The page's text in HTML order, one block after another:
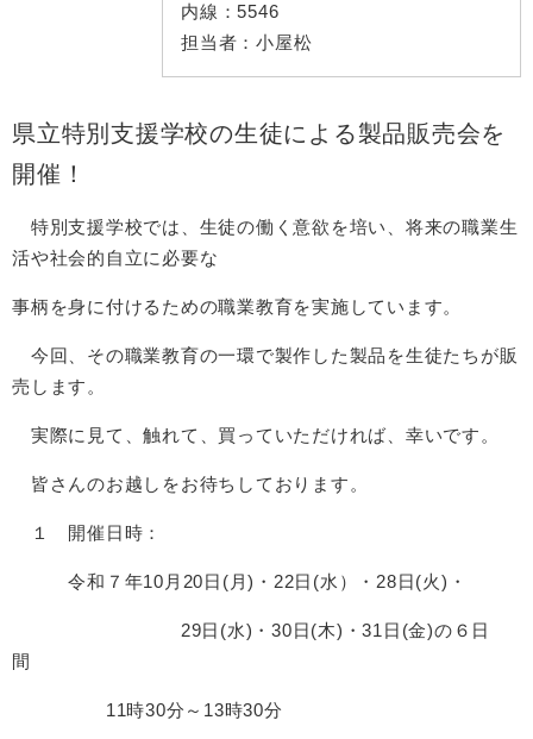
内線：5546
担当者： 小屋松
県立特別支援学校の生徒による製品販売会を
開催！
特別支援学校では、生徒の働く意欲を培い、将来の職業生
活や社会的自立に必要な
事柄を身に付けるための職業教育を実施しています。
今回、その職業教育の一環で製作した製品を生徒たちが販
売します。
実際に見て、触れて、買っていただければ、幸いです。
皆さんのお越しをお待ちしております。
１ 開催日時：
令和７年10月20日(月)・22日(水）・28日(火)・
29日(水)・30日(木)・31日(金)の６日
間
11時30分～13時30分